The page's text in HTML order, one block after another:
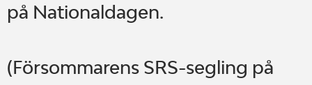
på Nationaldagen.
(Försommarens SRS-segling på